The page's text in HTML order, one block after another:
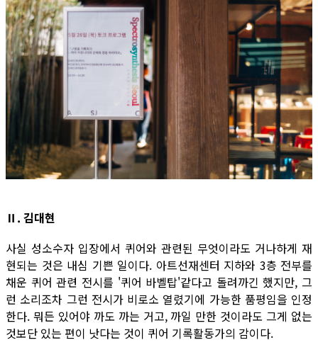
Ⅱ. 김대현
사실 성소수자 입장에서 퀴어와 관련된 무엇이라도 거나하게 재
현되는 것은 내심 기쁜 일이다. 아트선재센터 지하와 3층 전부를
채운 퀴어 관련 전시를 '퀴어 바벨탑'같다고 돌려까긴 했지만, 그
런 소리조차 그런 전시가 비로소 열렸기에 가능한 품평임을 인정
한다. 뭐든 있어야 까도 까는 거고, 까일 만한 것이라도 그게 없는
것보단 있는 편이 낫다는 것이 퀴어 기록활동가의 감이다.